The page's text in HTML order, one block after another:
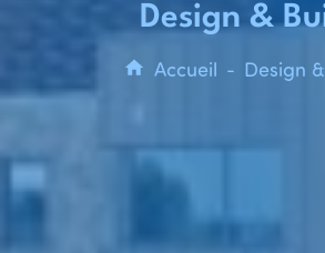
Design &
Accueil - Design